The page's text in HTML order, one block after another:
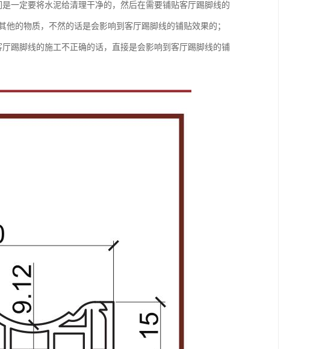
一定要将水泥给清理干净的，然后在需要铺贴客厅踢脚线的
的物质，不然的话是会影响到客厅踢脚线的铺贴效果的；
踢脚线的施工不正确的话，直接是会影响到客厅踢脚线的铺